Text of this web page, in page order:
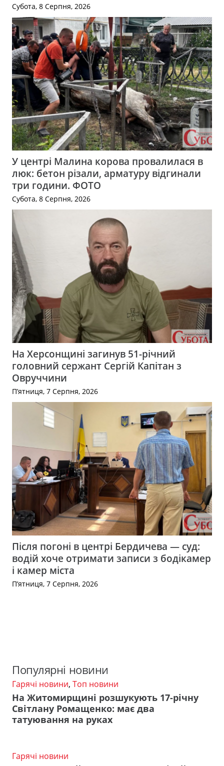
Субота, 8 Серпня, 2026
У центрі Малина корова провалилася в
люк: бетон різали, арматуру відгинали
три години. ФОТО
Субота, 8 Серпня, 2026
На Херсонщині загинув 51-річний
головний сержант Сергій Капітан з
Овруччини
П’ятниця, 7 Серпня, 2026
Після погоні в центрі Бердичева — суд:
водій хоче отримати записи з бодікамер
і камер міста
П’ятниця, 7 Серпня, 2026
Популярні новини
Гарячі новини, Топ новини
На Житомирщині розшукують 17-річну
Світлану Ромащенко: має два
татуювання на руках
Гарячі новини